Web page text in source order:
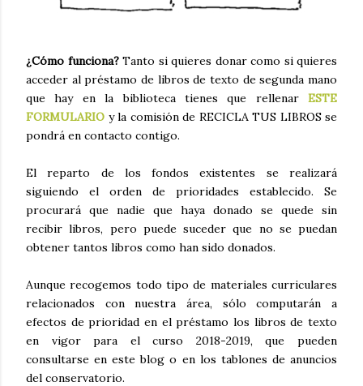
¿Cómo funciona?Tanto si quieres donar como si quieres
acceder al préstamo de libros de texto de segunda mano
que hay en la biblioteca tienes que rellenar ESTE
FORMULARIO y la comisión de RECICLA TUS LIBROS se
pondrá en contacto contigo.
El reparto de los fondos existentes se realizará
siguiendo el orden de prioridades establecido. Se
procurará que nadie que haya donado se quede sin
recibir libros, pero puede suceder que no se puedan
obtener tantos libros como han sido donados.
Aunque recogemos todo tipo de materiales curriculares
relacionados con nuestra área, sólo computarán a
efectos de prioridad en el préstamo los libros de texto
en vigor para el curso 2018-2019, que pueden
consultarse en este blog o en los tablones de anuncios
del conservatorio.